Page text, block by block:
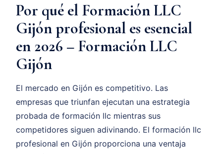
Por qué el Formación LLC
Gijón profesional es esencial
en 2026 – Formación LLC
Gijón
El mercado en Gijón es competitivo. Las
empresas que triunfan ejecutan una estrategia
probada de formación llc mientras sus
competidores siguen adivinando. El formación llc
profesional en Gijón proporciona una ventaja